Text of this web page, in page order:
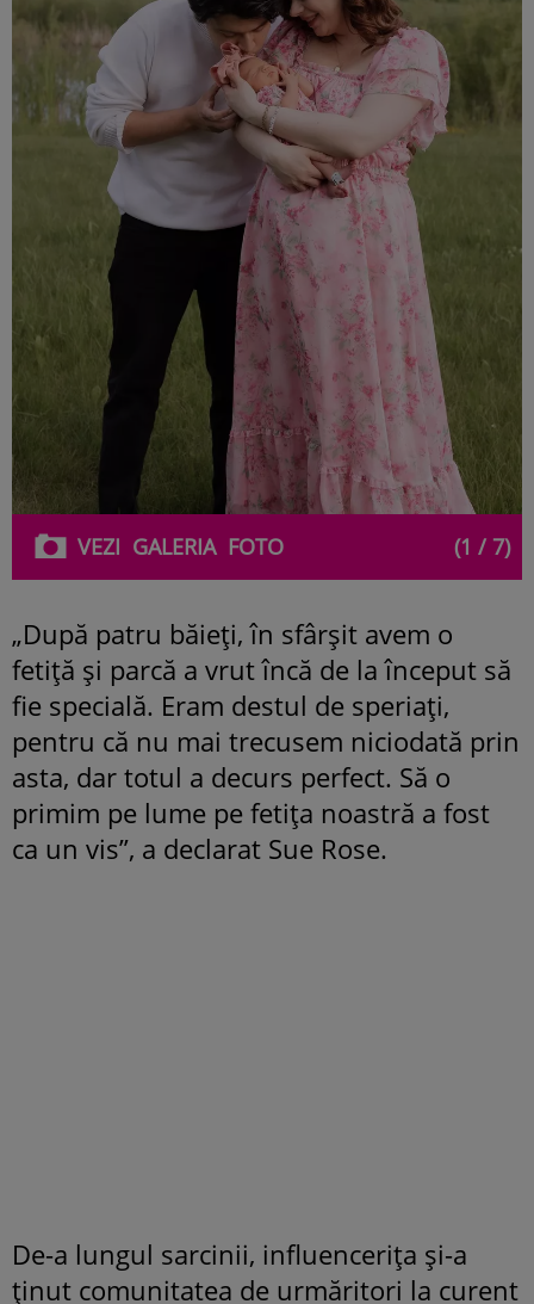
VEZI GALERIAFOTO (1 / 7)
„După patru băieți, în sfârșit avem o
fetiță și parcă a vrut încă de la început să
fie specială. Eram destul de speriați,
pentru că nu mai trecusem niciodată prin
asta, dar totul a decurs perfect. Să o
primim pe lume pe fetița noastră a fost
ca un vis”, a declarat Sue Rose.
De-a lungul sarcinii, influencerița și-a
ținut comunitatea de urmăritori la curent